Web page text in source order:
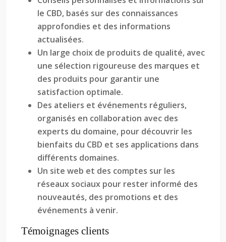
le CBD, basés sur des connaissances
approfondies et des informations
actualisées.
Un large choix de produits de qualité, avec
une sélection rigoureuse des marques et
des produits pour garantir une
satisfaction optimale.
Des ateliers et événements réguliers,
organisés en collaboration avec des
experts du domaine, pour découvrir les
bienfaits du CBD et ses applications dans
différents domaines.
Un site web et des comptes sur les
réseaux sociaux pour rester informé des
nouveautés, des promotions et des
événements à venir.
Témoignages clients